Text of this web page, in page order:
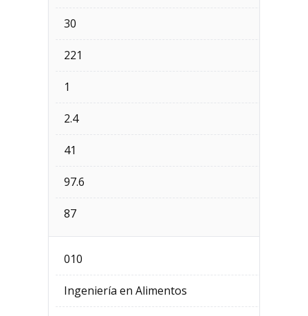
30
221
1
2.4
41
97.6
87
010
Ingeniería en Alimentos